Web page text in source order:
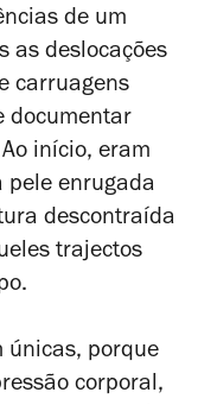
de um
as deslocações
carruagens
documentar
início, eram
pele enrugada
descontraída
trajectos
únicas, porque
corporal,